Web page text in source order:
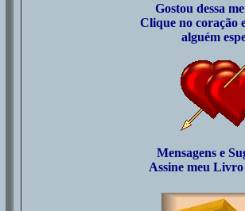
Gostou dessa
Clique no coração
alguém
Mensagens e
Assine meu Livro